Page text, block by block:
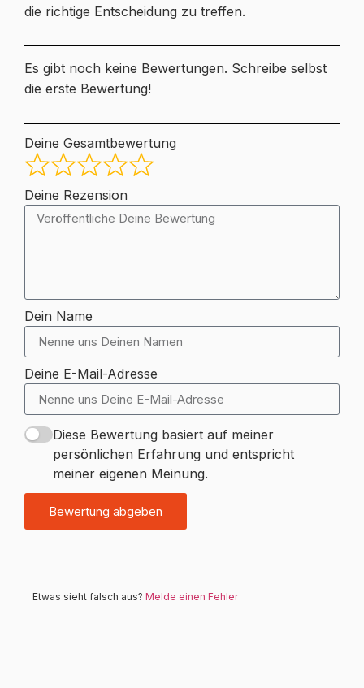
die richtige Entscheidung zu treffen.
Es gibt noch keine Bewertungen. Schreibe selbst
die erste Bewertung!
Deine Gesamtbewertung
Deine Rezension
Dein Name
Deine E-Mail-Adresse
Diese Bewertung basiert auf meiner
persönlichen Erfahrung und entspricht
meiner eigenen Meinung.
Bewertung abgeben
Etwas sieht falsch aus? Melde einen Fehler